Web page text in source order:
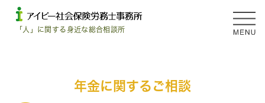
「人」に関する身近な総合相談所
年金に関するご相談